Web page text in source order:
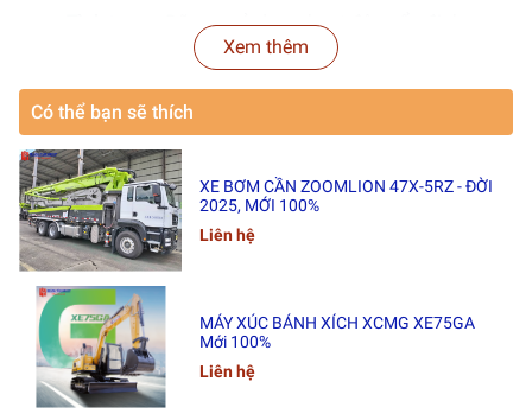
Đã qua sử dụng, hoạt động ổn định
2. Thông Số Kỹ Thuật
Hạng mục
Tải trọng nâng tối đa
Tải tại tầm vươn lớn nhất
1.1 tấn tại 38 m
Tầm vươn lớn nhất
38 m
Tầm vươn tại tải trọng tối đa
Chiều dài cần tiêu chuẩn tối đa
Chiều dài cần tiêu chuẩn tối thiểu
9.1 m
Chiều dài cần phụ (Luffing jib)
Tốc độ di chuyển
Áp suất tiếp đất
Xem thêm
Có thể bạn sẽ thích
XE BƠM CẦN ZOOMLION 47X-5RZ - ĐỜI
2025, MỚI 100%
Liên hệ
MÁY XÚC BÁNH XÍCH XCMG XE75GA
Mới 100%
Liên hệ